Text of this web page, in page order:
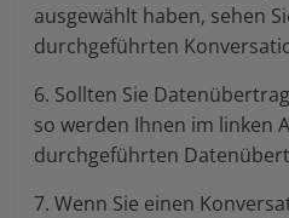
ausgewählt haben, sehen
durchgeführten
6. Sollten Sie
so werden Ihnen im linken
durchgeführten
7. Wenn Sie einen